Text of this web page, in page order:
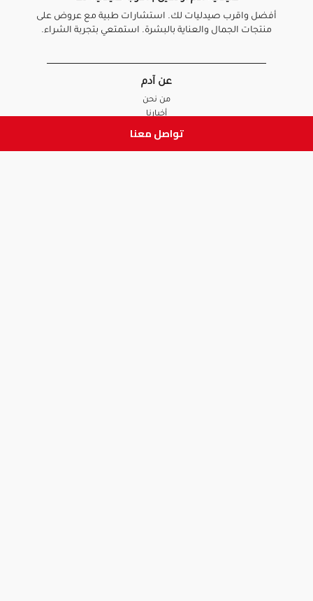
تواصل معنا
أفضل واقرب صيدليات لك. استشارات طبية مع عروض على
منتجات الجمال والعناية بالبشرة. استمتعي بتجربة الشراء.
عن آدم
من نحن
أخبارنا
الأسئلة الشائعة
تواصل معنا